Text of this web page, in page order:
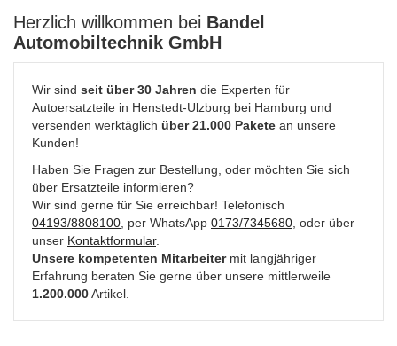
Herzlich willkommen bei Bandel
Automobiltechnik GmbH
Wir sind seit über 30 Jahren die Experten für
Autoersatzteile in Henstedt-Ulzburg bei Hamburg und
versenden werktäglich über 21.000 Pakete an unsere
Kunden!
Haben Sie Fragen zur Bestellung, oder möchten Sie sich
über Ersatzteile informieren?
Wir sind gerne für Sie erreichbar! Telefonisch
04193/8808100 , per WhatsApp 0173/7345680 , oder über
unser Kontaktformular.
Unsere kompetenten Mitarbeitermit langjähriger
Erfahrung beraten Sie gerne über unsere mittlerweile
1.200.000Artikel.